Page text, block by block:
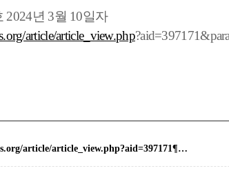
2024년 3월 10일자
article/article_view.php
article/article_view.php?aid=397171¶…